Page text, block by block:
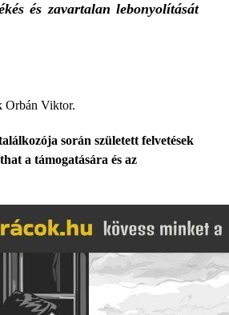
és zavartalan lebonyolítását
Orbán Viktor.
során született felvetések
a támogatására és az